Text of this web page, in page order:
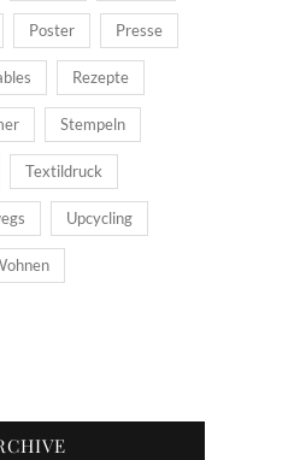
Poster Presse
Rezepte
Stempeln
Textildruck
Upcycling